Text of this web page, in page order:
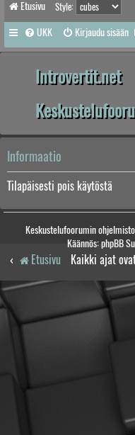
Etusivu Style:
UKK Kirjaudu sisään
Introvertit.net
Informaatio
Tilapäisesti pois käytöstä
Keskustelufoorumin
Käännös: phpBB
Etusivu Kaikki ajat